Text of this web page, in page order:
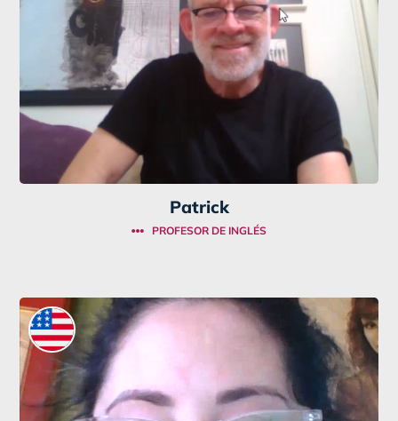
Patrick
PROFESOR DE INGLÉS